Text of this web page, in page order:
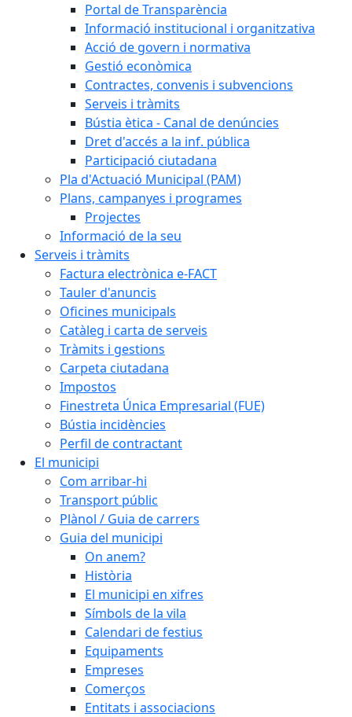
Portal de Transparència
Informació institucional i organitzativa
Acció de govern i normativa
Gestió econòmica
Contractes, convenis i subvencions
Serveis i tràmits
Bústia ètica - Canal de denúncies
Dret d'accés a la inf. pública
Participació ciutadana
Pla d'Actuació Municipal (PAM)
Plans, campanyes i programes
Projectes
Informació de la seu
Serveis i tràmits
Factura electrònica e-FACT
Tauler d'anuncis
Oficines municipals
Catàleg i carta de serveis
Tràmits i gestions
Carpeta ciutadana
Impostos
Finestreta Única Empresarial (FUE)
Bústia incidències
Perfil de contractant
El municipi
Com arribar-hi
Transport públic
Plànol / Guia de carrers
Guia del municipi
On anem?
Història
El municipi en xifres
Símbols de la vila
Calendari de festius
Equipaments
Empreses
Comerços
Entitats i associacions